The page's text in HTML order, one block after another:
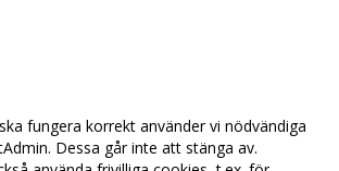
fungera korrekt använder vi nödvändiga
Dessa går inte att stänga av.